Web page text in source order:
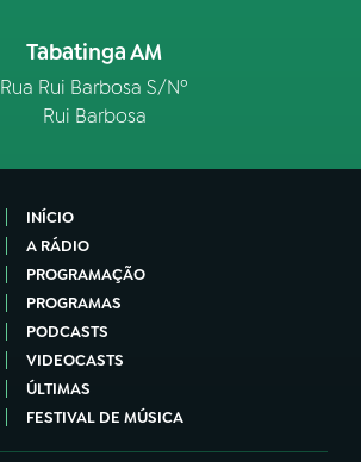
Tabatinga AM
Rua Rui Barbosa S/Nº
Rui Barbosa
INÍCIO
A RÁDIO
PROGRAMAÇÃO
PROGRAMAS
PODCASTS
VIDEOCASTS
ÚLTIMAS
FESTIVAL DE MÚSICA